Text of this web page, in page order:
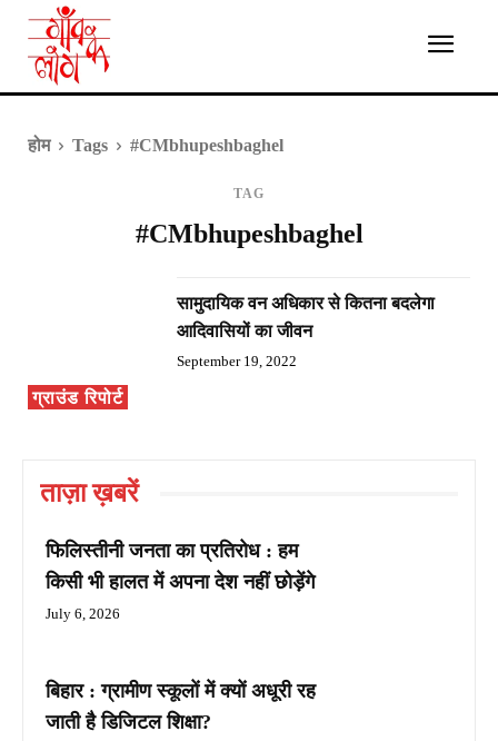
होम Tags #CMbhupeshbaghel
TAG
#CMbhupeshbaghel
ग्राउंड रिपोर्ट
सामुदायिक वन अधिकार से कितना बदलेगा
आदिवासियों का जीवन
September 19, 2022
ताज़ा ख़बरें
फिलिस्तीनी जनता का प्रतिरोध : हम
किसी भी हालत में अपना देश नहीं छोड़ेंगे
July 6, 2026
बिहार : ग्रामीण स्कूलों में क्यों अधूरी रह
जाती है डिजिटल शिक्षा?